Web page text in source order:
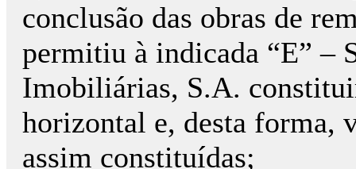
conclusão das obras de
permitiu à indicada “E” –
Imobiliárias, S.A.
horizontal e, desta forma,
assim constituídas;